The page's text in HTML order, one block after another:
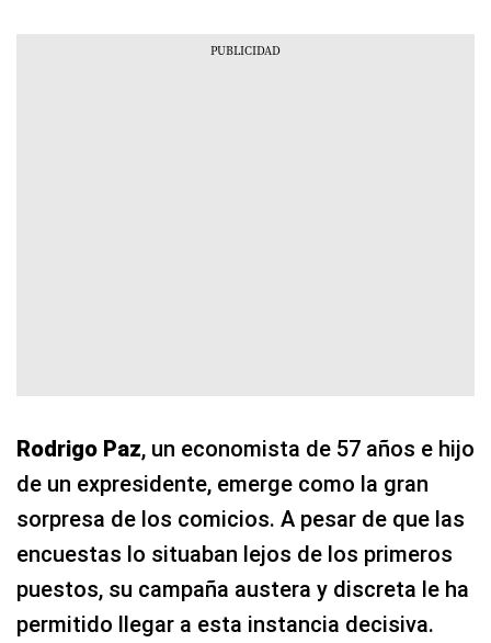
Rodrigo Paz, un economista de 57 años e hijo
de un expresidente, emerge como la gran
sorpresa de los comicios. A pesar de que las
encuestas lo situaban lejos de los primeros
puestos, su campaña austera y discreta le ha
permitido llegar a esta instancia decisiva.